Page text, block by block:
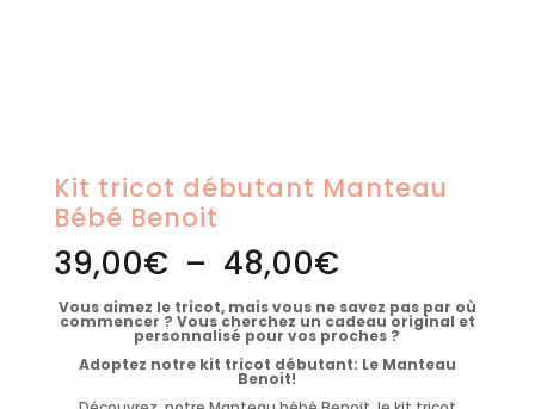
Kit tricot débutant Manteau
Bébé Benoit
39,00€ – 48,00€Plage
de
39,00€
à
48,00€
Vous aimez le tricot, mais vous ne savez pas par où
commencer ? Vous cherchez un cadeau original et
personnalisé pour vos proches ?
Adoptez notre kit tricot débutant: Le Manteau
Benoit!